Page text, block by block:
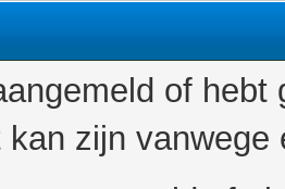
of
kan zijn